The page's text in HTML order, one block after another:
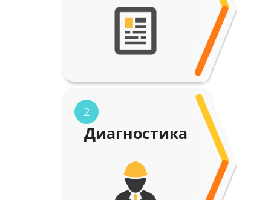
2
Диагностика